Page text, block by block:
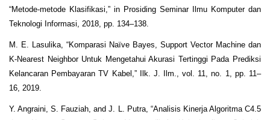
“Metode-metode Klasifikasi,” in Prosiding Seminar Ilmu Komputer dan
Teknologi Informasi, 2018, pp. 134–138.
M. E. Lasulika, “Komparasi Naïve Bayes, Support Vector Machine dan
K-Nearest Neighbor Untuk Mengetahui Akurasi Tertinggi Pada Prediksi
Kelancaran Pembayaran TV Kabel,” Ilk. J. Ilm., vol. 11, no. 1, pp. 11–
16, 2019.
Y. Angraini, S. Fauziah, and J. L. Putra, “Analisis Kinerja Algoritma C4.5